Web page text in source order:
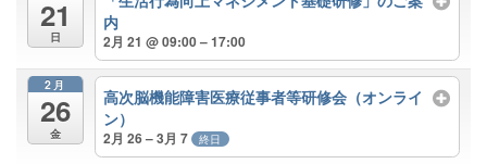
21
日
内
2月 21 @ 09:00 – 17:00
2月
26
金
高次脳機能障害医療従事者等研修会（オンライ
ン）
2月 26 – 3月 7 終日